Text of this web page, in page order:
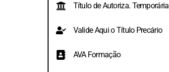
Título de Autoriza. Temporária
Valide Aqui o Título Precário
AVA Formação